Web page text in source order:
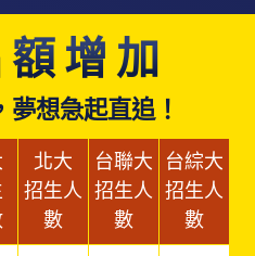
增加
想急起直追！
北大
招生人
數
台聯大
招生人
數
台綜大
招生人
數